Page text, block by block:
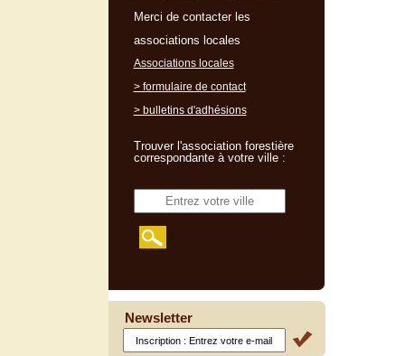
Merci de contacter les
associations locales
Associations locales
> formulaire de contact
> bulletins d'adhésions
Trouver l'association forestière
correspondante à votre ville :
Newsletter